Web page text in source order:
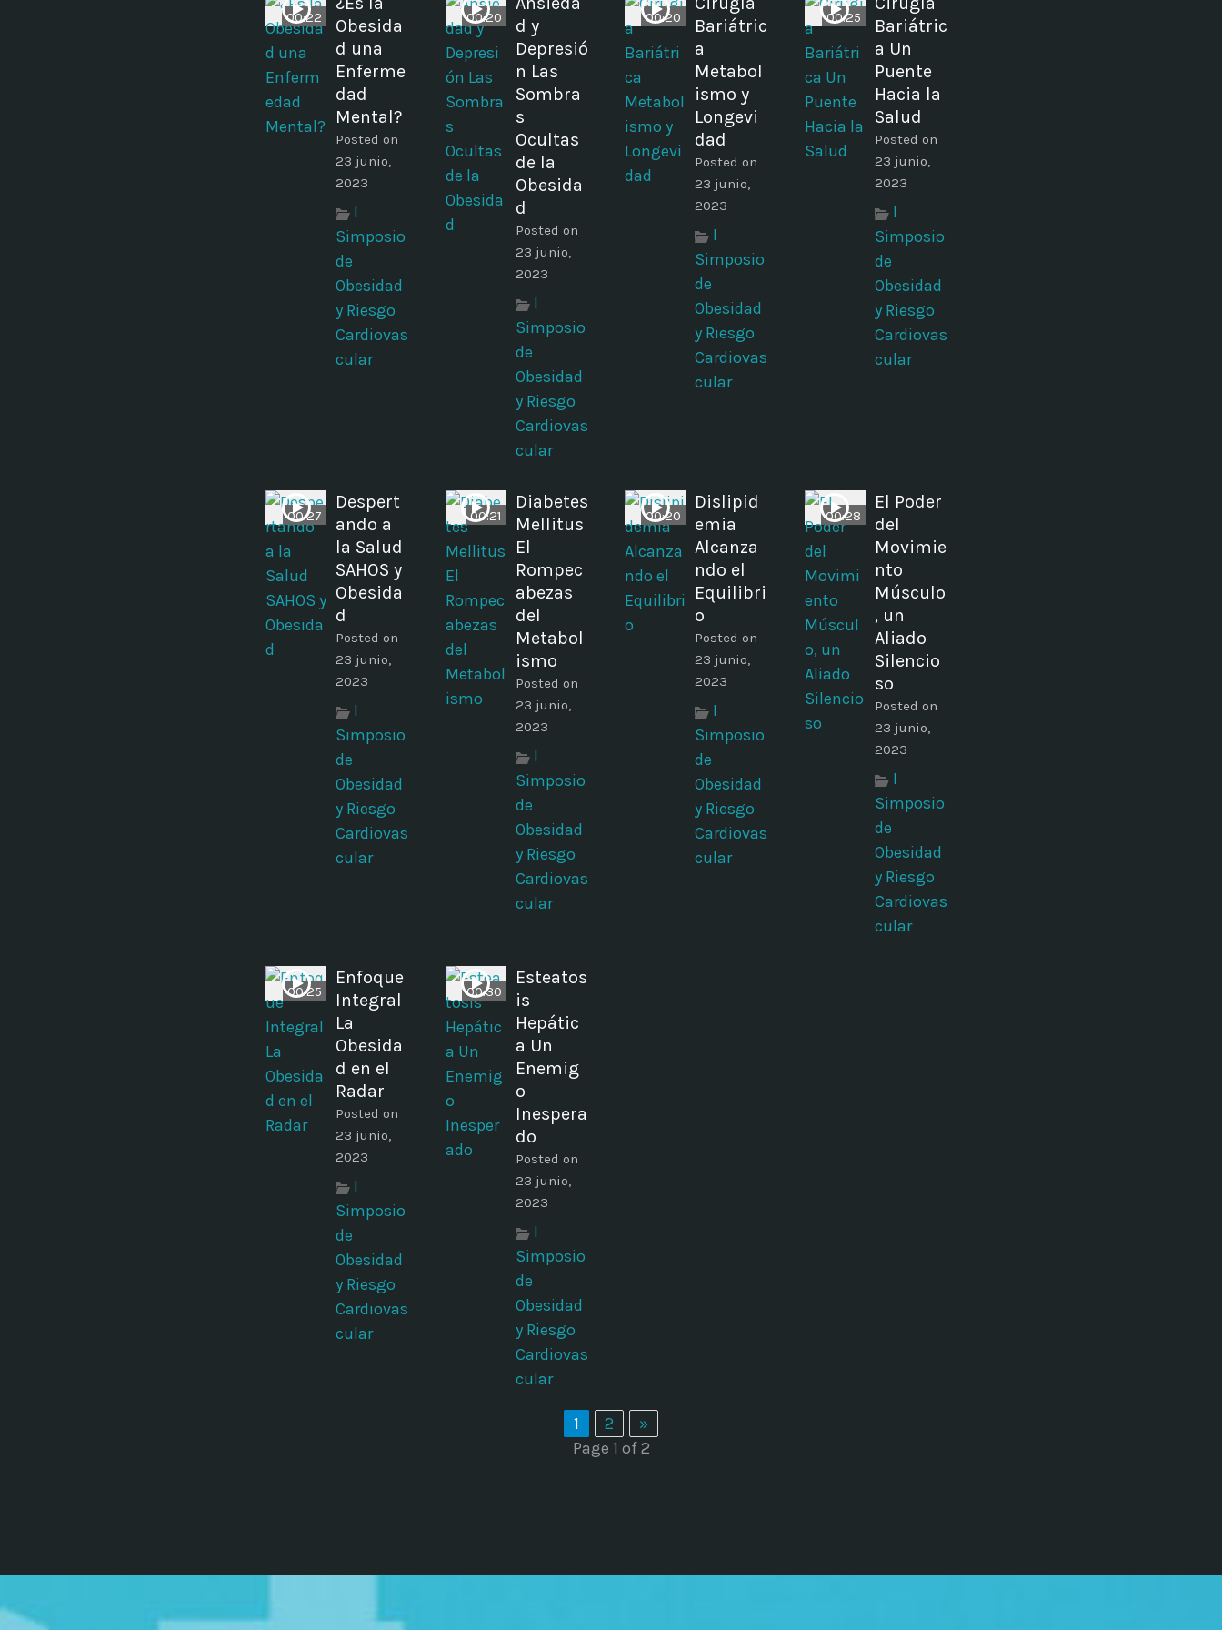
00:22
Obesida
d una
Enferme
dad
Mental?
Posted on
23 junio,
2023
I
Simposio
de
Obesidad
y Riesgo
Cardiovas
cular
00:20
d y
Depresió
n Las
Sombra
s
Ocultas
de la
Obesida
d
Posted on
23 junio,
2023
I
Simposio
de
Obesidad
y Riesgo
Cardiovas
cular
00:20
Bariátric
a
Metabol
ismo y
Longevi
dad
Posted on
23 junio,
2023
I
Simposio
de
Obesidad
y Riesgo
Cardiovas
cular
00:25
Bariátric
a Un
Puente
Hacia la
Salud
Posted on
23 junio,
2023
I
Simposio
de
Obesidad
y Riesgo
Cardiovas
cular
00:27
Despert
ando a
la Salud
SAHOS y
Obesida
d
Posted on
23 junio,
2023
I
Simposio
de
Obesidad
y Riesgo
Cardiovas
cular
00:21
Diabetes
Mellitus
El
Rompec
abezas
del
Metabol
ismo
Posted on
23 junio,
2023
I
Simposio
de
Obesidad
y Riesgo
Cardiovas
cular
00:20
Dislipid
emia
Alcanza
ndo el
Equilibri
o
Posted on
23 junio,
2023
I
Simposio
de
Obesidad
y Riesgo
Cardiovas
cular
00:28
El Poder
del
Movimie
nto
Músculo
, un
Aliado
Silencio
so
Posted on
23 junio,
2023
I
Simposio
de
Obesidad
y Riesgo
Cardiovas
cular
00:25
Enfoque
Integral
La
Obesida
d en el
Radar
Posted on
23 junio,
2023
I
Simposio
de
Obesidad
y Riesgo
Cardiovas
cular
00:30
Esteatos
is
Hepátic
a Un
Enemig
o
Inespera
do
Posted on
23 junio,
2023
I
Simposio
de
Obesidad
y Riesgo
Cardiovas
cular
1 2
»
Page 1 of 2